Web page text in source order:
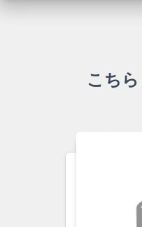
こち